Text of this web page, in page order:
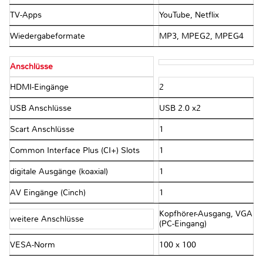
TV-Apps YouTube, Netflix
Wiedergabeformate MP3, MPEG2, MPEG4
Anschlüsse
HDMI-Eingänge 2
USB Anschlüsse USB 2.0 x2
Scart Anschlüsse 1
Common Interface Plus (CI+) Slots 1
digitale Ausgänge (koaxial) 1
AV Eingänge (Cinch) 1
weitere Anschlüsse
Kopfhörer-Ausgang, VGA
(PC-Eingang)
VESA-Norm 100 x 100